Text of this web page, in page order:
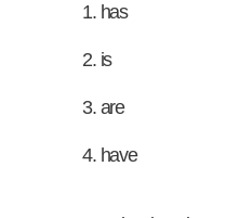
has
is
are
have